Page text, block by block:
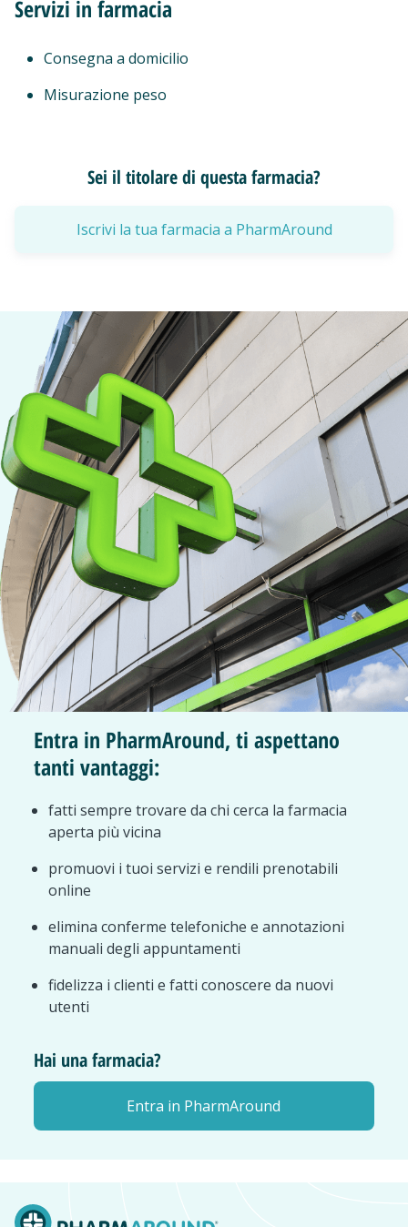
Servizi in farmacia
Consegna a domicilio
Misurazione peso
Sei il titolare di questa farmacia?
Iscrivi la tua farmacia a PharmAround
Entra in PharmAround, ti aspettano
tanti vantaggi:
fatti sempre trovare da chi cerca la farmacia
aperta più vicina
promuovi i tuoi servizi e rendili prenotabili
online
elimina conferme telefoniche e annotazioni
manuali degli appuntamenti
fidelizza i clienti e fatti conoscere da nuovi
utenti
Hai una farmacia?
Entra in PharmAround